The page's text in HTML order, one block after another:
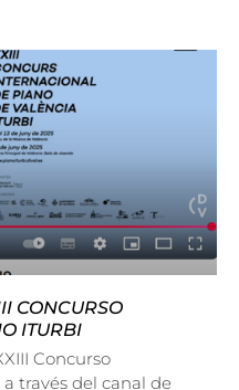
CONCURSO
ITURBI
Concurso
través del canal de